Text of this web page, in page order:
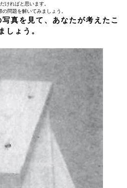
ければと思います。
の問題を解いてみましょう。
真を見て、あなたが考えたこ
しょう。